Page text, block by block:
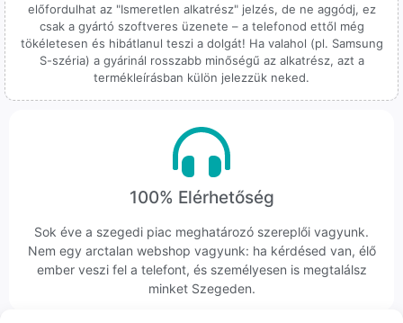
előfordulhat az "Ismeretlen alkatrész" jelzés, de ne aggódj, ez
csak a gyártó szoftveres üzenete – a telefonod ettől még
tökéletesen és hibátlanul teszi a dolgát! Ha valahol (pl. Samsung
S-széria) a gyárinál rosszabb minőségű az alkatrész, azt a
termékleírásban külön jelezzük neked.
100% Elérhetőség
Sok éve a szegedi piac meghatározó szereplői vagyunk.
Nem egy arctalan webshop vagyunk: ha kérdésed van, élő
ember veszi fel a telefont, és személyesen is megtalálsz
minket Szegeden.